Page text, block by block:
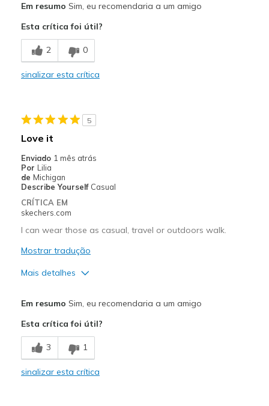
Breathe Well
Comfortable
Melhores utilizações
Going Out
Sizing
Feels true to size
View On Shoes
Shoes are for Wearing
Em resumo Sim, eu recomendaria a um amigo
Esta crítica foi útil?
2 0
sinalizar esta crítica
5
Love it
Enviado 1 mês atrás
Por Lilia
de Michigan
Describe Yourself Casual
CRÍTICA EM
skechers.com
I can wear those as casual, travel or outdoors walk.
Mostrar tradução
Mais detalhes
Melhores utilizações
Casual Wear
Em resumo Sim, eu recomendaria a um amigo
Esta crítica foi útil?
3 1
sinalizar esta crítica